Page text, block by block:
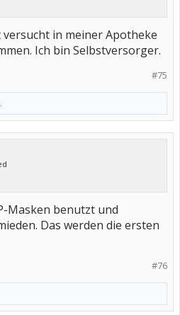
in meiner Apotheke
Ich bin Selbstversorger.
#75
Masken benutzt und
Das werden die ersten
#76